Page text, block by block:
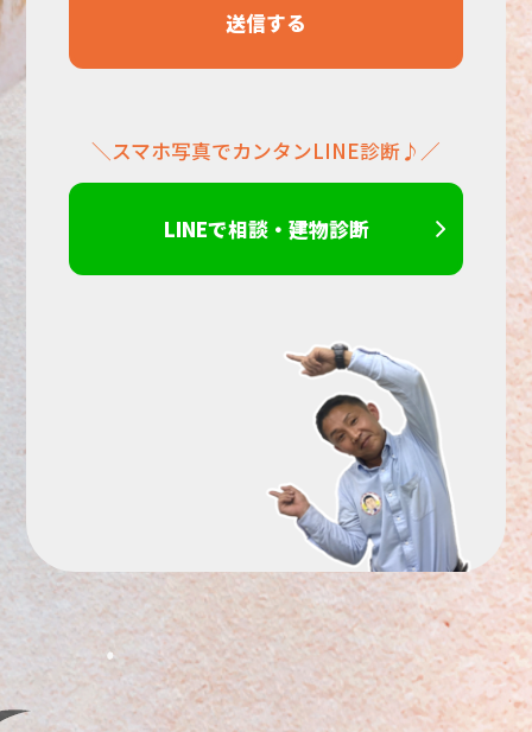
＼スマホ写真でカンタンLINE診断♪／
LINEで相談・建物診断